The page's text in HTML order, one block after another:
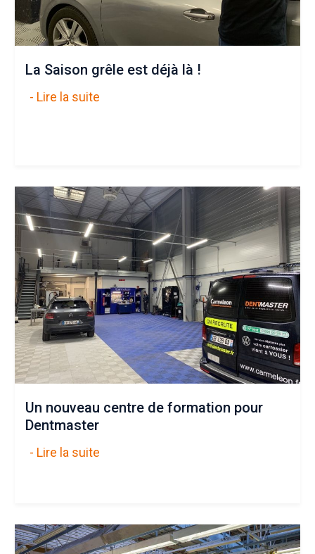
La Saison grêle est déjà là !
- Lire la suite
Un nouveau centre de formation pour
Dentmaster
- Lire la suite